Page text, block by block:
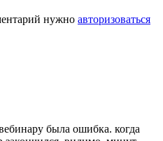
нужно авторизоваться
была ошибка. когда